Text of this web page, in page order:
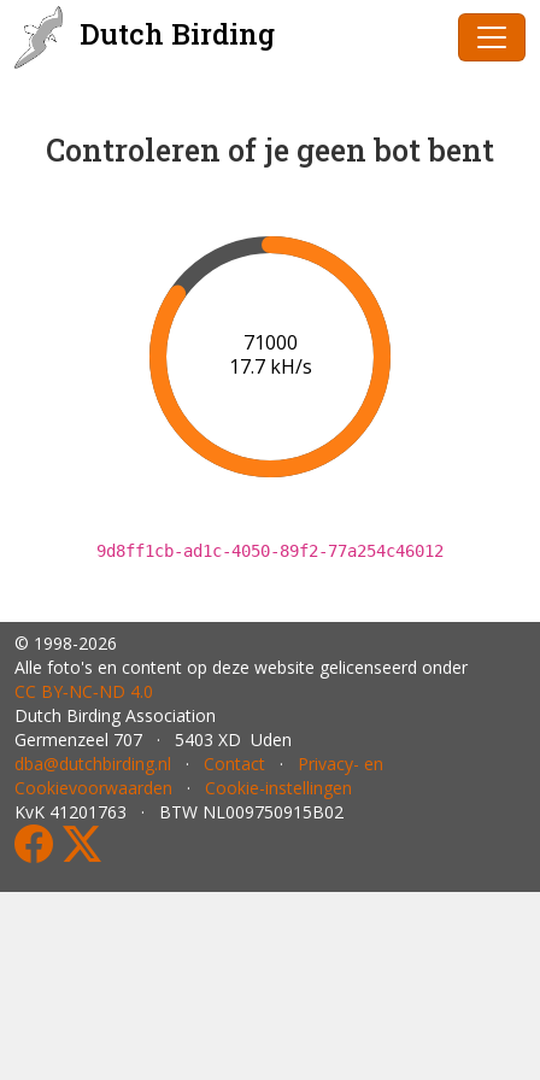
Dutch Birding
Controleren of je geen bot bent
73000
17.8 kH/s
9d8ff1cb-ad1c-4050-89f2-77a254c46012
© 1998-2026
Alle foto's en content op deze website gelicenseerd onder
CC BY‑NC‑ND 4.0
Dutch Birding Association
Germenzeel 707 · 5403 XD Uden
dba@dutchbirding.nl · Contact · Privacy- en
Cookievoorwaarden · Cookie-instellingen
KvK 41201763 · BTW NL009750915B02